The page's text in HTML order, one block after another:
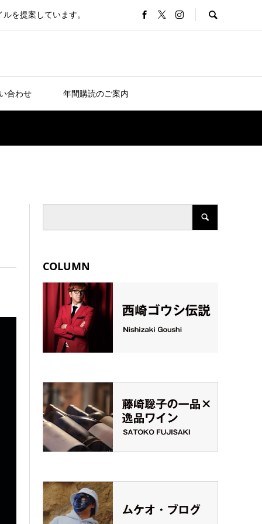
を提案しています。
合わせ 年間購読のご案内
COLUMN